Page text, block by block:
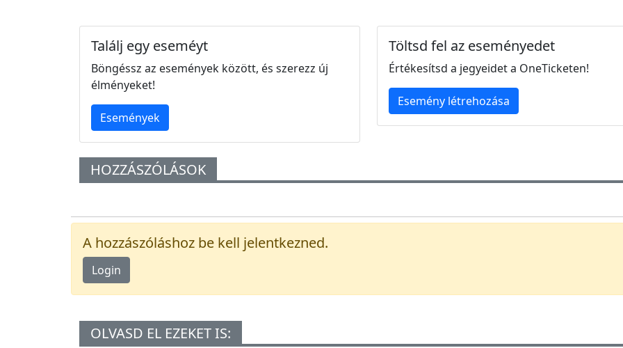
Találj egy eseméyt
Böngéssz az események között, és szerezz új
élményeket!
Események
Töltsd fel az eseményedet
Értékesítsd a jegyeidet a OneTicketen!
Esemény létrehozása
HOZZÁSZÓLÁSOK
A hozzászóláshoz be kell jelentkezned.
Login
OLVASD EL EZEKET IS: